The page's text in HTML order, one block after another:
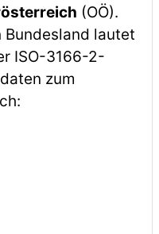
(OÖ).
Bundesland lautet
ISO-3166-2-
zum